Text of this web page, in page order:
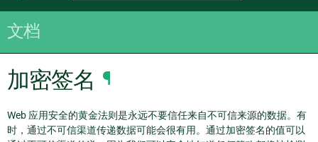
文档
加密签名 ¶
Web 应用安全的黄金法则是永远不要信任来自不可信来源的数据。有
时，通过不可信渠道传递数据可能会很有用。通过加密签名的值可以